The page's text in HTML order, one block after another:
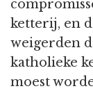
ketterij, en
weigerden
katholieke
moest